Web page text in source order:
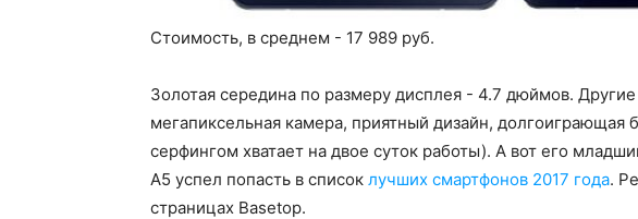
Стоимость, в среднем - 17 989 руб.
Золотая середина по размеру дисплея - 4.7 дюймов.
мегапиксельная камера, приятный дизайн, долгоиграющая
серфингом хватает на двое суток работы). А вот его
A5 успел попасть в список лучших смартфонов 2017 года.
страницах Basetop.